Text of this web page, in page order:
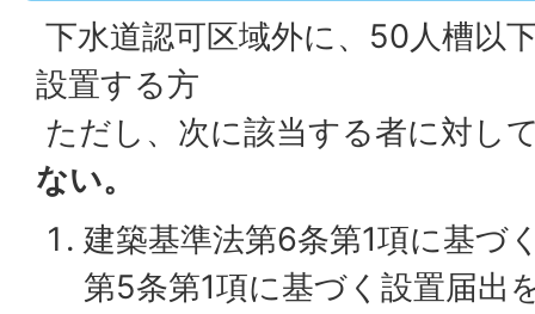
下水道認可区域外に、50人槽以
設置する方
ただし、次に該当する者に対し
ない。
建築基準法第6条第1項に基づ
第5条第1項に基づく設置届出